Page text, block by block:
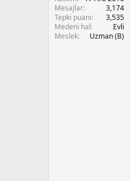
t
a
n
i
h
Mesajlar
3,174
Tepki puanı
3,535
Medeni hal
Evli
Meslek
Uzman (B)